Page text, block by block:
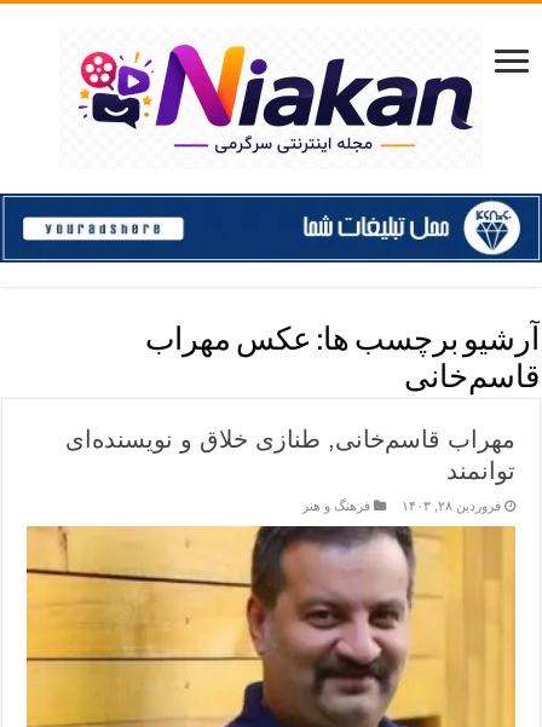
آرشیو برچسب ها: عکس مهراب
قاسم‌خانی
مهراب قاسم‌خانی, طنازی خلاق و نویسنده‌ای
توانمند
فروردین ۲۸, ۱۴۰۳ فرهنگ و هنر